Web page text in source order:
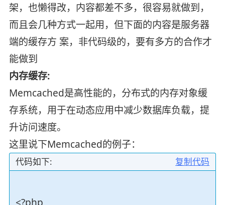
架，也懒得改，内容都差不多，很容易就做到，
而且会几种方式一起用，但下面的内容是服务器
端的缓存方 案，非代码级的，要有多方的合作才
能做到
内存缓存:
Memcached是高性能的，分布式的内存对象缓
存系统，用于在动态应用中减少数据库负载，提
升访问速度。
这里说下Memcached的例子：
复制代码
代码如下: